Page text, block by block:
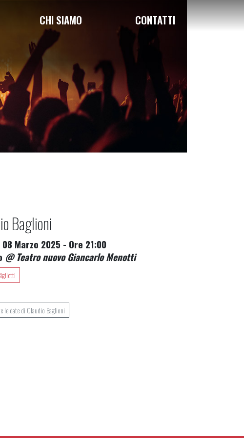
CHI SIAMO CONTATTI
Baglioni
Marzo 2025 - Ore 21:00
@ Teatro nuovo Giancarlo Menotti
le date di Claudio Baglioni